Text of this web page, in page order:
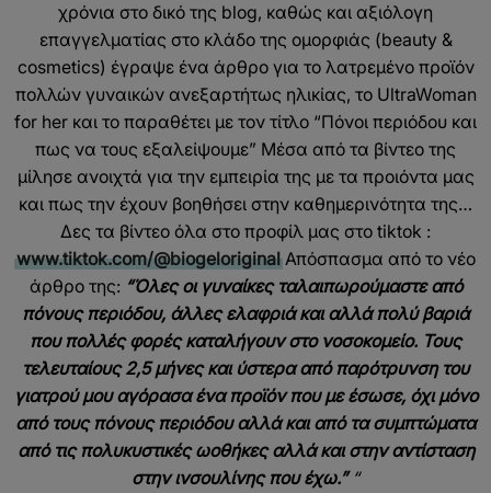
χρόνια στο δικό της blog, καθώς και αξιόλογη
επαγγελματίας στο κλάδο της ομορφιάς (beauty &
cosmetics) έγραψε ένα άρθρο για τo λατρεμένο προϊόν
πολλών γυναικών ανεξαρτήτως ηλικίας, το UltraWoman
for her και το παραθέτει με τον τίτλο “Πόνοι περιόδου και
πως να τους εξαλείψουμε” Μέσα από τα βίντεο της
μίλησε ανοιχτά για την εμπειρία της με τα προιόντα μας
και πως την έχουν βοηθήσει στην καθημερινότητα της…
Δες τα βίντεο όλα στο προφίλ μας στο tiktok :
www.tiktok.com/@biogeloriginalΑπόσπασμα από το νέο
άρθρο της: “Όλες οι γυναίκες ταλαιπωρούμαστε από
πόνους περιόδου, άλλες ελαφριά και αλλά πολύ βαριά
που πολλές φορές καταλήγουν στο νοσοκομείο. Τους
τελευταίους 2,5 μήνες και ύστερα από παρότρυνση του
γιατρού μου αγόρασα ένα προϊόν που με έσωσε, όχι μόνο
από τους πόνους περιόδου αλλά και από τα συμπτώματα
από τις πολυκυστικές ωοθήκες αλλά και στην αντίσταση
στην ινσουλίνης που έχω.” “